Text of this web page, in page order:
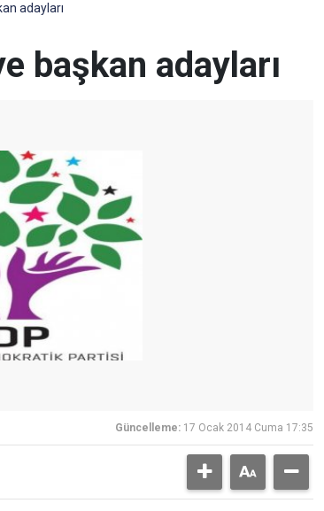
adayları
başkan adayları
Güncelleme: 17 Ocak 2014 Cuma 17:35